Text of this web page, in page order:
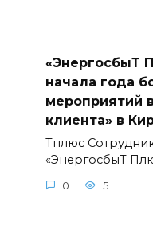
«ЭнергосбыТ
начала года
мероприятий
клиента» в
Тплюс
«ЭнергосбыТ
0 5